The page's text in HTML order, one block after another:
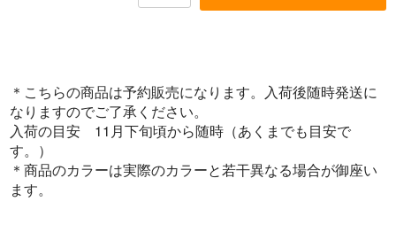
＊こちらの商品は予約販売になります。入荷後随時発送に
なりますのでご了承ください。
入荷の目安 11月下旬頃から随時（あくまでも目安で
す。）
＊商品のカラーは実際のカラーと若干異なる場合が御座い
ます。